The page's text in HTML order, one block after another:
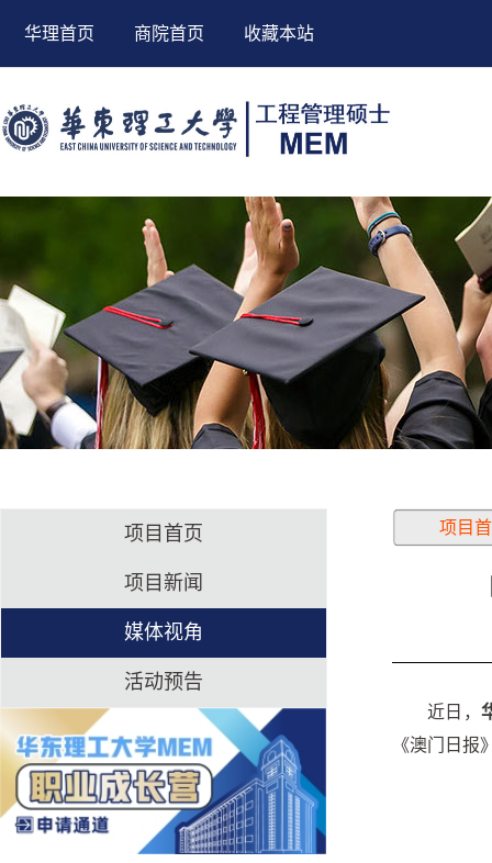
华理首页 商院首页 收藏本站
项目首页
项目新闻
媒体视角
活动预告
项目
近日，
《澳门日报